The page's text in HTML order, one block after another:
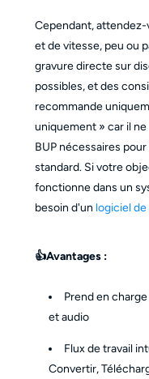
Cependant,
et de vitesse, peu ou
gravure directe sur
possibles, et des
recommande
uniquement » car il
BUP nécessaires
standard. Si votre
fonctionne dans un
besoin d'un logiciel
👍Avantages :
Prend en
et audio
Flux de travail
Convertir,